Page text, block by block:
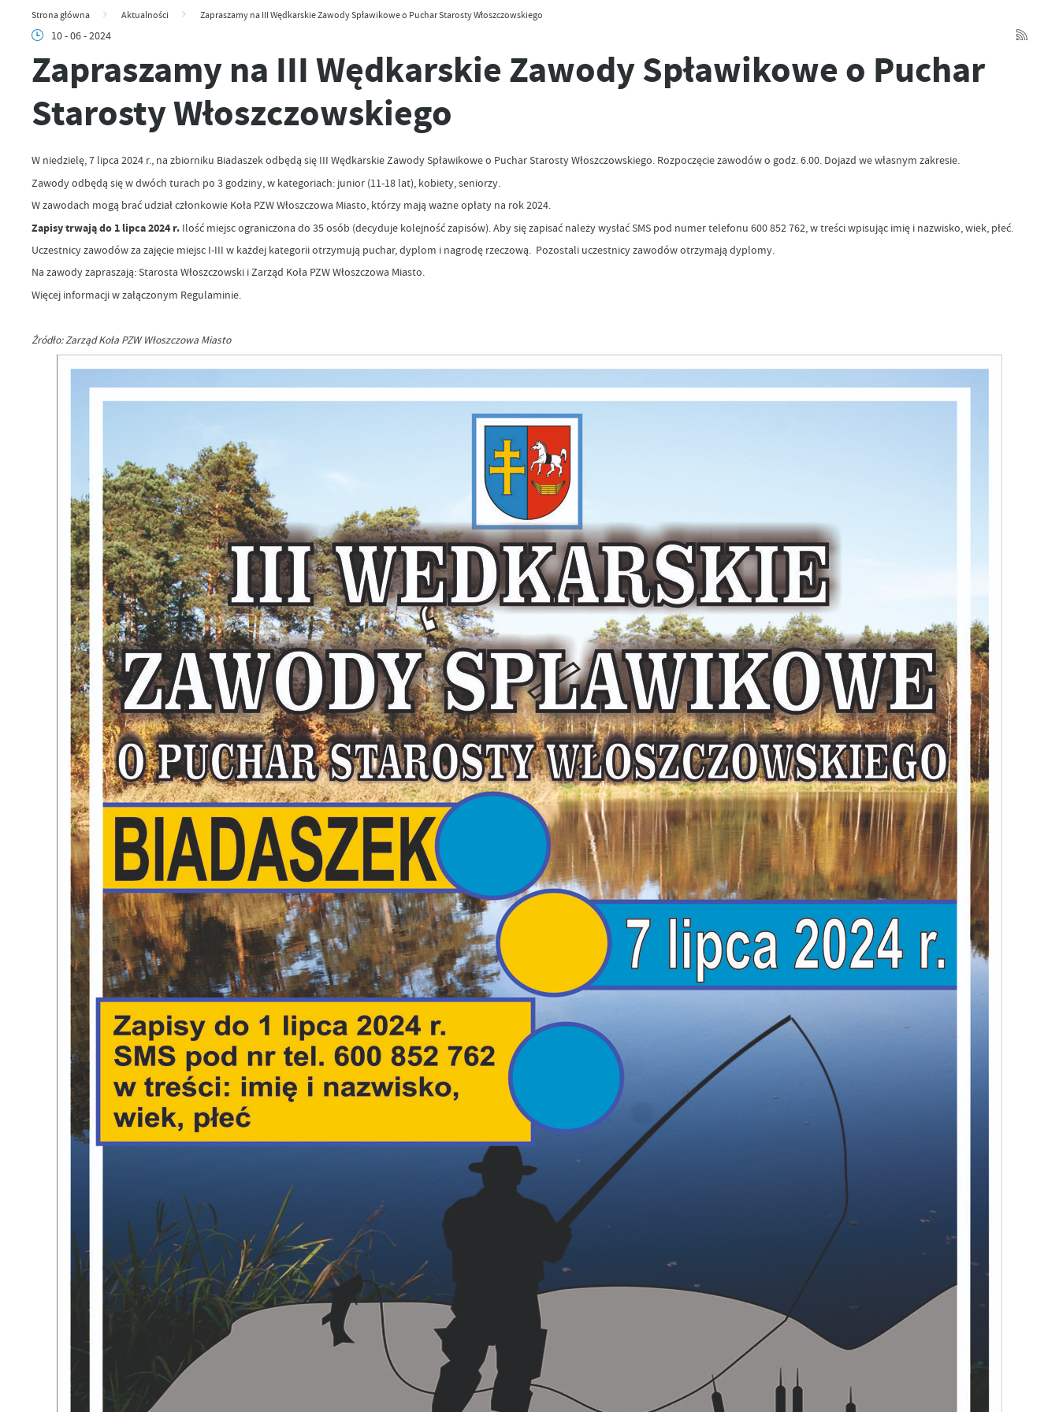
Strona główna Aktualności Zapraszamy na III Wędkarskie Zawody Spławikowe o Puchar Starosty Włoszczowskiego
10 - 06 - 2024
Zapraszamy na III Wędkarskie Zawody Spławikowe o Puchar
Starosty Włoszczowskiego
W niedzielę, 7 lipca 2024 r., na zbiorniku Biadaszek odbędą się III Wędkarskie Zawody Spławikowe o Puchar Starosty Włoszczowskiego. Rozpoczęcie zawodów o godz. 6.00. Dojazd we własnym zakresie.
Zawody odbędą się w dwóch turach po 3 godziny, w kategoriach: junior (11-18 lat), kobiety, seniorzy.
W zawodach mogą brać udział członkowie Koła PZW Włoszczowa Miasto, którzy mają ważne opłaty na rok 2024.
Zapisy trwają do 1 lipca 2024 r.Ilość miejsc ograniczona do 35 osób (decyduje kolejność zapisów). Aby się zapisać należy wysłać SMS pod numer telefonu 600 852 762, w treści wpisując imię i nazwisko, wiek, płeć.
Uczestnicy zawodów za zajęcie miejsc I-III w każdej kategorii otrzymują puchar, dyplom i nagrodę rzeczową. Pozostali uczestnicy zawodów otrzymają dyplomy.
Na zawody zapraszają: Starosta Włoszczowski i Zarząd Koła PZW Włoszczowa Miasto.
Więcej informacji w załączonym Regulaminie.
Źródło: Zarząd Koła PZW Włoszczowa Miasto